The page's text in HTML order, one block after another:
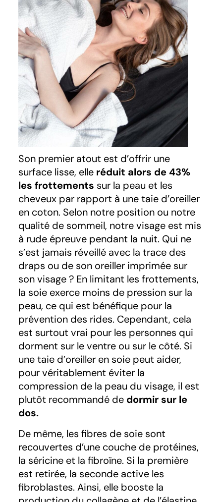
Son premier atout est d’offrir une
surface lisse, elle réduit alors de 43%
les frottements sur la peau et les
cheveux par rapport à une taie d’oreiller
en coton. Selon notre position ou notre
qualité de sommeil, notre visage est mis
à rude épreuve pendant la nuit. Qui ne
s’est jamais réveillé avec la trace des
draps ou de son oreiller imprimée sur
son visage ? En limitant les frottements,
la soie exerce moins de pression sur la
peau, ce qui est bénéfique pour la
prévention des rides. Cependant, cela
est surtout vrai pour les personnes qui
dorment sur le ventre ou sur le côté. Si
une taie d’oreiller en soie peut aider,
pour véritablement éviter la
compression de la peau du visage, il est
plutôt recommandé de dormir sur le
dos.
De même, les fibres de soie sont
recouvertes d’une couche de protéines,
la séricine et la fibroïne. Si la première
est retirée, la seconde active les
fibroblastes. Ainsi, elle booste la